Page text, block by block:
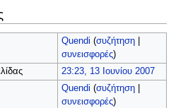
Quendi (συζήτηση|
συνεισφορές)
23:23, 13 Ιουνίου 2007
Quendi (συζήτηση|
συνεισφορές)